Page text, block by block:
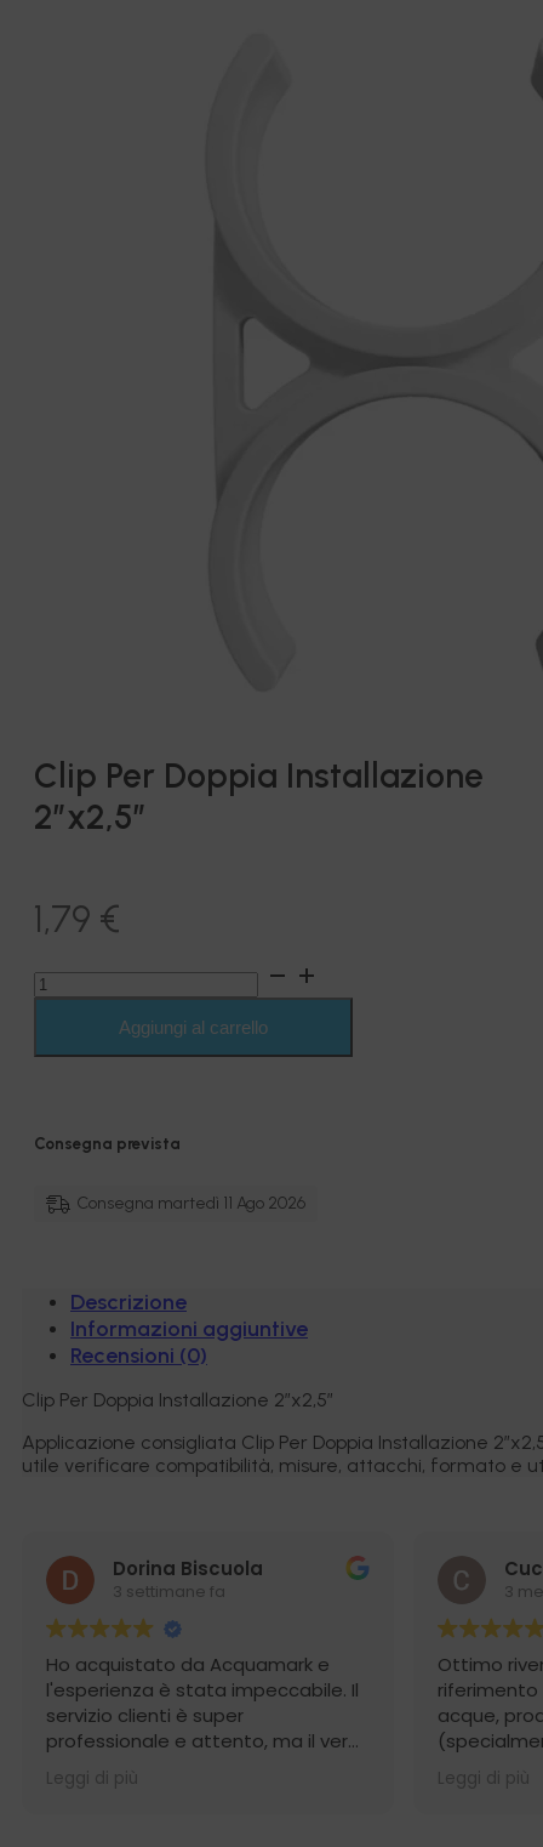
Clip Per Doppia Installazione
2″x2,5″
1,79 €
Clip
Per
Installazione
2"x2,5"
Aggiungi al carrello
Consegna prevista
Consegna martedì 11 Ago 2026
Descrizione
Informazioni aggiuntive
Recensioni (0)
Clip Per Doppia Installazione 2″x2,5″
Applicazione consigliata Clip Per Doppia Installazione
utile verificare compatibilità, misure, attacchi, formato e
Dorina Biscuola
3 settimane fa
Ho acquistato da Acquamark e
l'esperienza è stata impeccabile. Il
servizio clienti è super
professionale e attento, ma il vero
punto di forza è stata la
spedizione: incredibilmente rapida
Leggi di più
3
Ottimo
acque,
osmosi) e
Leggi di più